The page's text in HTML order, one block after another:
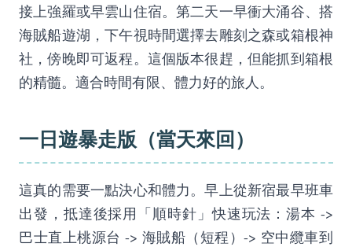
接上強羅或早雲山住宿。第二天一早衝大涌谷、搭
海賊船遊湖，下午視時間選擇去雕刻之森或箱根神
社，傍晚即可返程。這個版本很趕，但能抓到箱根
的精髓。適合時間有限、體力好的旅人。
一日遊暴走版（當天來回）
這真的需要一點決心和體力。早上從新宿最早班車
出發，抵達後採用「順時針」快速玩法：湯本 ->
巴士直上桃源台 -> 海賊船（短程）-> 空中纜車到